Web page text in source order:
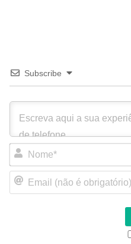
Subscribe